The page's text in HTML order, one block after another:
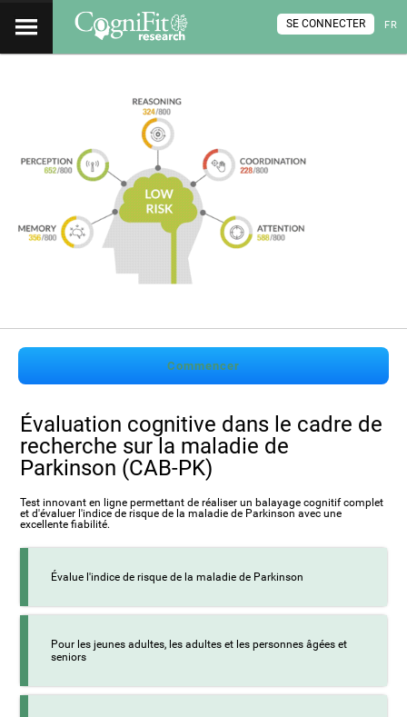
FR
SE CONNECTER
Commencer
Évaluation cognitive dans le cadre de
recherche sur la maladie de
Parkinson (CAB-PK)
Test innovant en ligne permettant de réaliser un balayage cognitif complet
et d'évaluer l'indice de risque de la maladie de Parkinson avec une
excellente fiabilité.
Évalue l'indice de risque de la maladie de Parkinson
Pour les jeunes adultes, les adultes et les personnes âgées et
seniors